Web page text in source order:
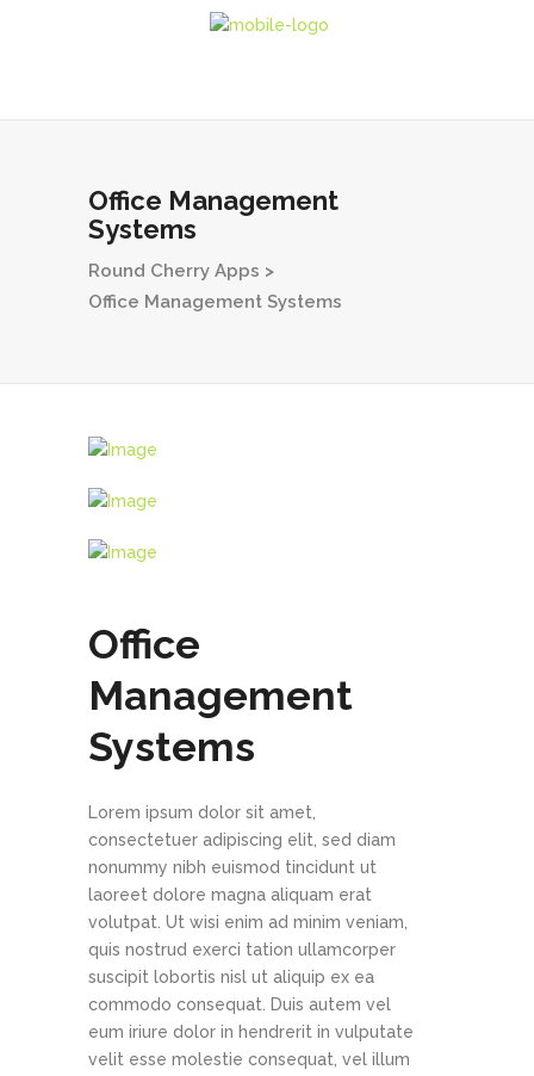
Office Management
Systems
Round Cherry Apps >
Office Management Systems
Office
Management
Systems
Lorem ipsum dolor sit amet,
consectetuer adipiscing elit, sed diam
nonummy nibh euismod tincidunt ut
laoreet dolore magna aliquam erat
volutpat. Ut wisi enim ad minim veniam,
quis nostrud exerci tation ullamcorper
suscipit lobortis nisl ut aliquip ex ea
commodo consequat. Duis autem vel
eum iriure dolor in hendrerit in vulputate
velit esse molestie consequat, vel illum